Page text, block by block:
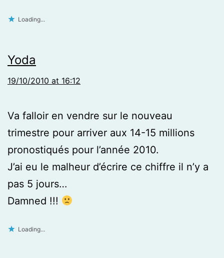
Loading...
Yoda
19/10/2010 at 16:12
Va falloir en vendre sur le nouveau
trimestre pour arriver aux 14-15 millions
pronostiqués pour l’année 2010.
J’ai eu le malheur d’écrire ce chiffre il n’y a
pas 5 jours…
Damned !!!
Loading...